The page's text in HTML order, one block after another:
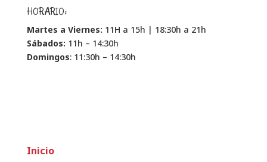
HORARIO:
Martes a Viernes: 11H a 15h | 18:30h a 21h
Sábados: 11h – 14:30h
Domingos: 11:30h – 14:30h
Inicio